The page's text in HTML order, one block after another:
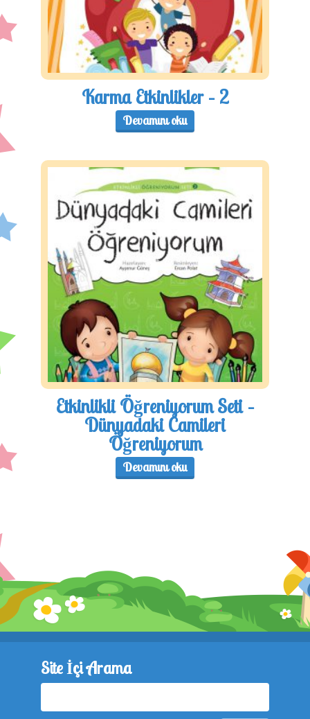
Karma Etkinlikler – 2
Devamını oku
Etkinlikli Öğreniyorum Seti –
Dünyadaki Camileri
Öğreniyorum
Devamını oku
Site İçi Arama